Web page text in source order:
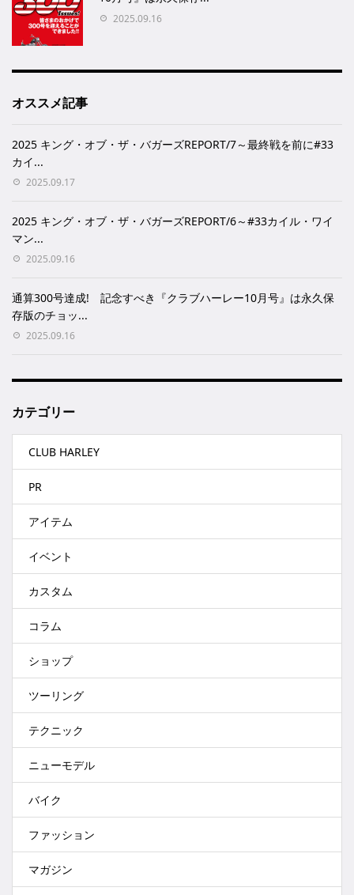
2025.09.16
オススメ記事
2025 キング・オブ・ザ・バガーズREPORT/7～最終戦を前に#33
カイ...
2025.09.17
2025 キング・オブ・ザ・バガーズREPORT/6～#33カイル・ワイ
マン...
2025.09.16
通算300号達成! 記念すべき『クラブハーレー10月号』は永久保
存版のチョッ...
2025.09.16
カテゴリー
CLUB HARLEY
PR
アイテム
イベント
カスタム
コラム
ショップ
ツーリング
テクニック
ニューモデル
バイク
ファッション
マガジン